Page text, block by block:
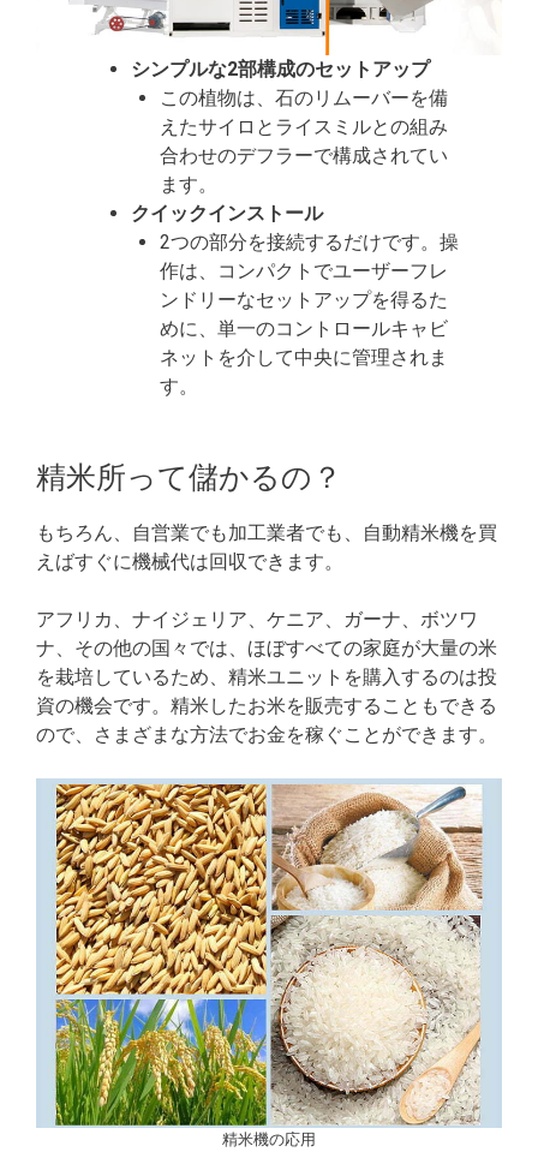
シンプルな2部構成のセットアップ
この植物は、石のリムーバーを備
えたサイロとライスミルとの組み
合わせのデフラーで構成されてい
ます。
クイックインストール
2つの部分を接続するだけです。操
作は、コンパクトでユーザーフレ
ンドリーなセットアップを得るた
めに、単一のコントロールキャビ
ネットを介して中央に管理されま
す。
精米所って儲かるの？
もちろん、自営業でも加工業者でも、自動精米機を買
えばすぐに機械代は回収できます。
アフリカ、ナイジェリア、ケニア、ガーナ、ボツワ
ナ、その他の国々では、ほぼすべての家庭が大量の米
を栽培しているため、精米ユニットを購入するのは投
資の機会です。精米したお米を販売することもできる
ので、さまざまな方法でお金を稼ぐことができます。
精米機の応用